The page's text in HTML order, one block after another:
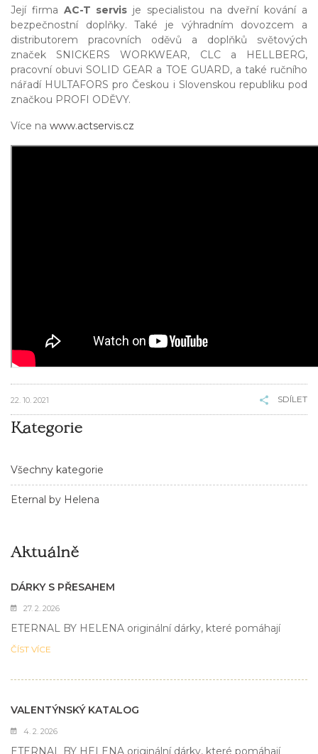
Kategorie
Všechny kategorie
Eternal by Helena
Aktuálně
DÁRKY S PŘESAHEM
27. 2. 2026
ETERNAL BY HELENA originální dárky, které pomáhají
ČÍST VÍCE
VALENTÝNSKÝ KATALOG
4. 2. 2026
ETERNAL BY HELENA originální dárky, které pomáhají
Její firma AC-T servis je specialistou na dveřní kování a
bezpečnostní doplňky. Také je výhradním dovozcem a
distributorem pracovních oděvů a doplňků světových
značek SNICKERS WORKWEAR, CLC a HELLBERG,
pracovní obuvi SOLID GEAR a TOE GUARD, a také ručního
nářadí HULTAFORS pro Českou i Slovenskou republiku pod
značkou PROFI ODĚVY.
Více na www.actservis.cz
22. 10. 2021 SDÍLET